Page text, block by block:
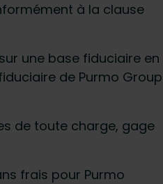
à la clause
une base fiduciaire en
de Purmo Group
de toute charge, gage
frais pour Purmo